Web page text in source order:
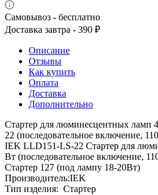
Самовывоз - бесплатно
Доставка завтра - 390 ₽
Описание
Отзывы
Как купить
Оплата
Доставка
Дополнительно
Стартер для люминесцентных ламп
22 (последовательное включение,
IEK LLD151-LS-22 Стартер для
Вт (последовательное включение,
Стартер 127 (под лампу 18-20Вт)
Производитель:IEK
Тип изделия: Стартер